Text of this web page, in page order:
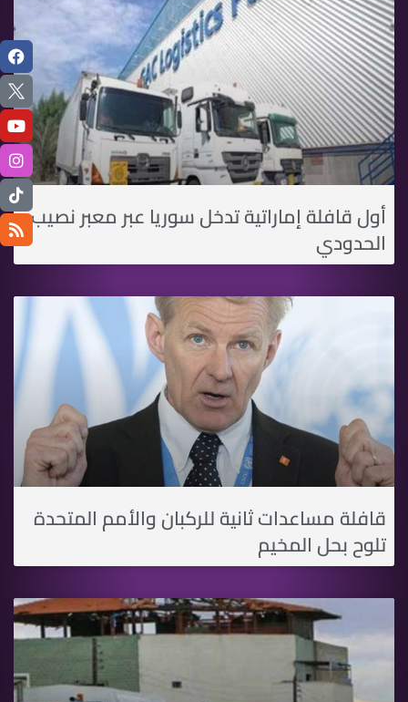
أول قافلة إماراتية تدخل سوريا عبر معبر نصيب
الحدودي
قافلة مساعدات ثانية للركبان والأمم المتحدة
تلوح بحل المخيم